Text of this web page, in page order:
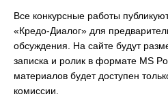
Все конкурсные работы
«Кредо-Диалог» для
обсуждения. На сайте будут
записка и ролик в формате MS
материалов будет доступен
комиссии.